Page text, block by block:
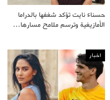
حسناء نايت تؤكد شغفها بالدراما
الأمازيغية وترسم ملامح مسارها…
اخبار